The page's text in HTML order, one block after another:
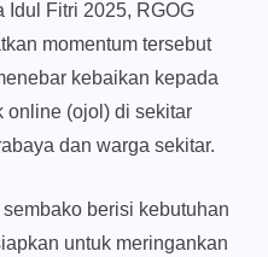
Idul Fitri 2025, RGOG
momentum tersebut
kebaikan kepada
online (ojol) di sekitar
dan warga sekitar.
berisi kebutuhan
untuk meringankan